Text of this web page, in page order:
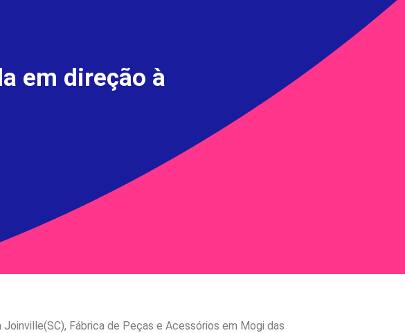
em direção à
Fábrica de Peças e Acessórios em Mogi das